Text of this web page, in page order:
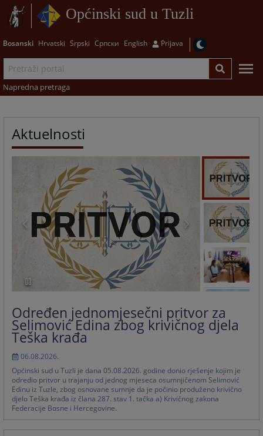
Općinski sud u Tuzli
Bosanski Hrvatski Srpski Српски English Prijava
Napredna pretraga
Aktuelnosti
Određen jednomjesečni pritvor za
Selimović Edina zbog krivičnog djela
Teška krađa
06.08.2026.
Općinski sud u Tuzli je dana 05.08.2026. godine donio rješenje kojim je
odredio pritvor u trajanju od jednog mjeseca osumnjičenom Selimović
Edinu iz Tuzle, zbog osnovane sumnje da je počinio produženo krivično
djelo Teška krađa iz člana 287. stav 1. tačka a) Krivičnog zakona
Federacije Bosne i Hercegovine.